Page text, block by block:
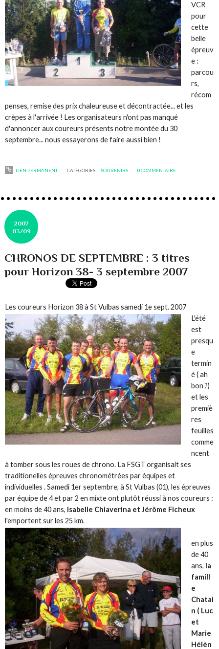
VCR
pour
cette
belle
épreuv
e :
parcou
rs,
récom
penses, remise des prix chaleureuse et décontractée... et les
crèpes à l'arrivée ! Les organisateurs n'ont pas manqué
d'annoncer aux coureurs présents notre montée du 30
septembre... nous essayerons de faire aussi bien !
LIEN PERMANENT CATÉGORIES :- SOUVENIRS 0COMMENTAIRE
2007
03/09
CHRONOS DE SEPTEMBRE : 3 titres
pour Horizon 38- 3 septembre 2007
Les coureurs Horizon 38 à St Vulbas samedi 1e sept. 2007
L'été
est
presqu
e
termin
é ( ah
bon ?)
et les
premiè
res
feuilles
comme
ncent
à tomber sous les roues de chrono. La FSGT organisait ses
traditionelles épreuves chronométrées par équipes et
individuelles . Samedi 1er septembre, à St Vulbas (01), les épreuves
par équipe de 4 et par 2 en mixte ont plutôt réussi à nos coureurs :
en moins de 40 ans, Isabelle Chiaverina et Jérôme Ficheux
l'emportent sur les 25 km.
en plus
de 40
ans, la
famill
e
Chatai
n ( Luc
et
Marie
Hélèn